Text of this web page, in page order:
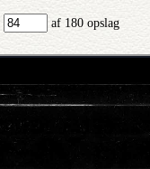
af 180 opslag